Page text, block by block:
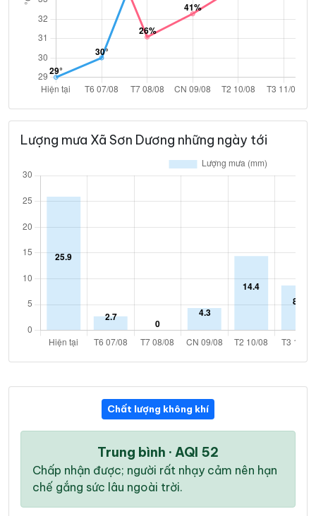
Lượng mưa Xã Sơn Dương những ngày tới
Chất lượng không khí
Trung bình · AQI 52
Chấp nhận được; người rất nhạy cảm nên hạn
chế gắng sức lâu ngoài trời.